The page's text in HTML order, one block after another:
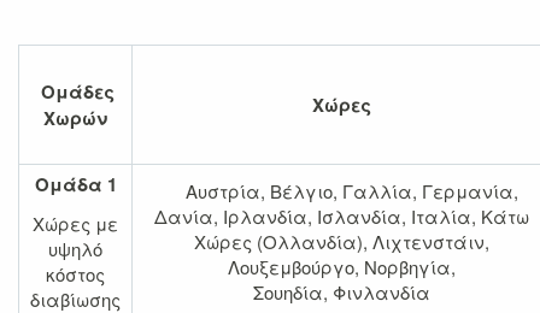
Ομάδες
Χωρών
Χώρες
Ομάδα 1
Χώρες με
υψηλό
κόστος
διαβίωσης
Αυστρία, Βέλγιο, Γαλλία, Γερμανία,
Δανία, Ιρλανδία, Ισλανδία, Ιταλία, Κάτω
Χώρες (Ολλανδία), Λιχτενστάιν,
Λουξεμβούργο, Νορβηγία,
Σουηδία, Φινλανδία